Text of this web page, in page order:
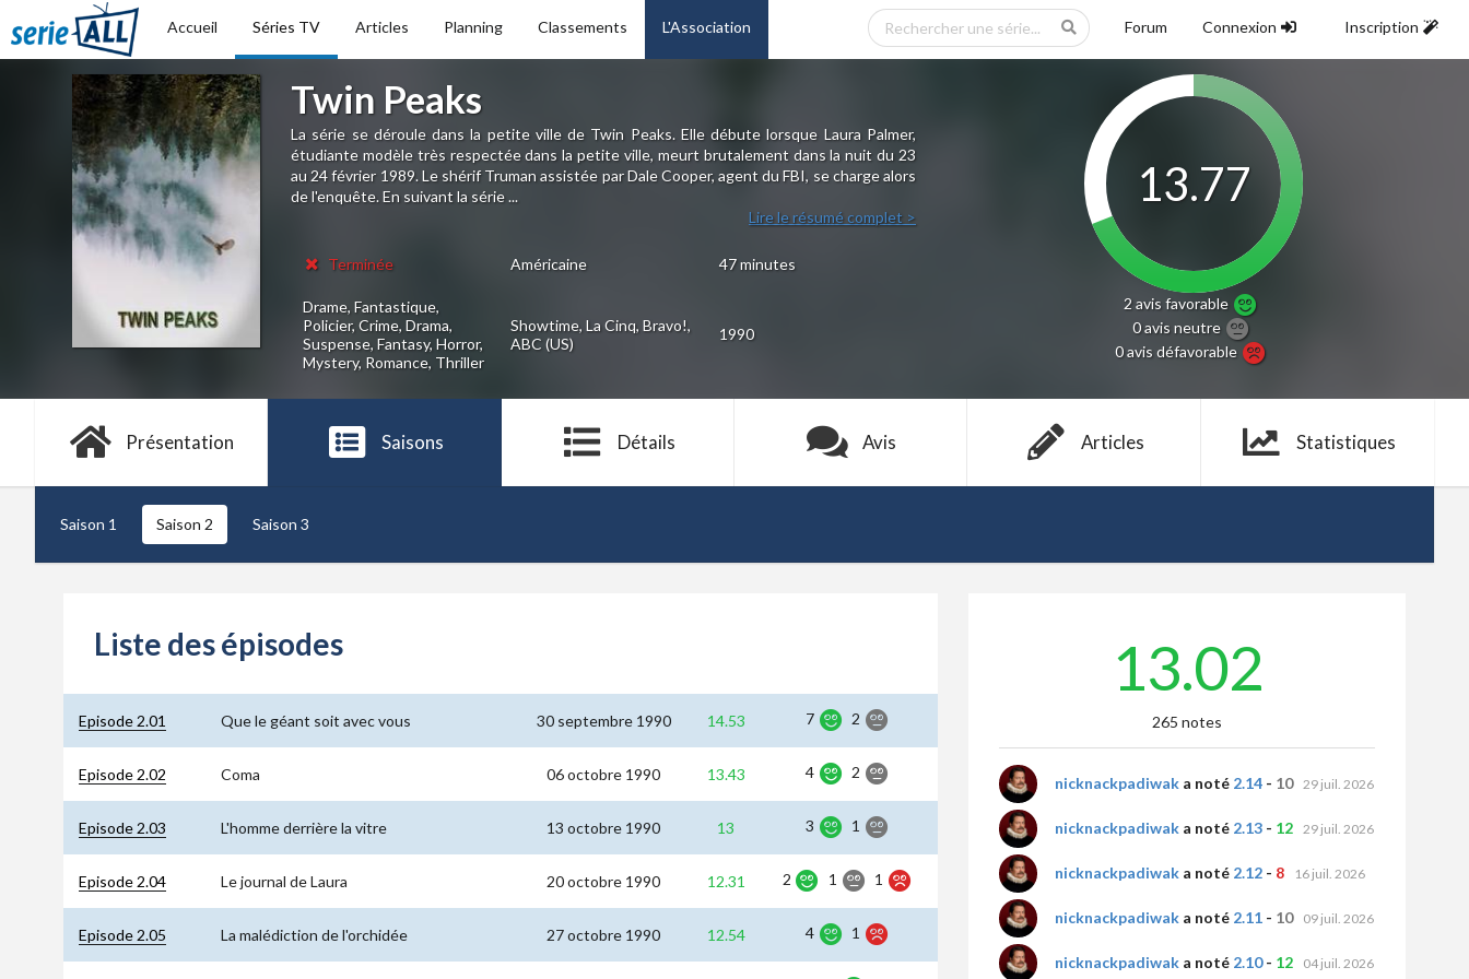
Accueil Séries TV Articles Planning Classements L'Association Forum Connexion Inscription
Twin Peaks
La série se déroule dans la petite ville de Twin Peaks. Elle débute lorsque Laura Palmer,
étudiante modèle très respectée dans la petite ville, meurt brutalement dans la nuit du 23
au 24 février 1989. Le shérif Truman assistée par Dale Cooper, agent du FBI, se charge alors
de l'enquête. En suivant la série ...
Lire le résumé complet >
Terminée Américaine 47 minutes
Drame, Fantastique,
Policier, Crime, Drama,
Suspense, Fantasy, Horror,
Mystery, Romance, Thriller
Showtime, La Cinq, Bravo!,
ABC (US)
1990
13.77
2 avisfavorable
0 avisneutre
0 avisdéfavorable
Présentation Saisons Détails Avis Articles Statistiques
Saison 1 Saison 2 Saison 3
Liste des épisodes
Episode 2.01 Que le géant soit avec vous 30 septembre 1990 14.53 7 2
Episode 2.02 Coma 06 octobre 1990 13.43 4 2
Episode 2.03 L'homme derrière la vitre 13 octobre 1990 13 3 1
Episode 2.04 Le journal de Laura 20 octobre 1990 12.31 2 1 1
Episode 2.05 La malédiction de l'orchidée 27 octobre 1990 12.54 4 1
13.02
265 notes
nicknackpadiwak a noté 2.14 - 10 29 juil. 2026
nicknackpadiwak a noté 2.13 - 12 29 juil. 2026
nicknackpadiwak a noté 2.12 - 8 16 juil. 2026
nicknackpadiwak a noté 2.11 - 10 09 juil. 2026
nicknackpadiwak a noté 2.10- 12 04 juil. 2026